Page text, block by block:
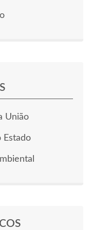
União
Estado